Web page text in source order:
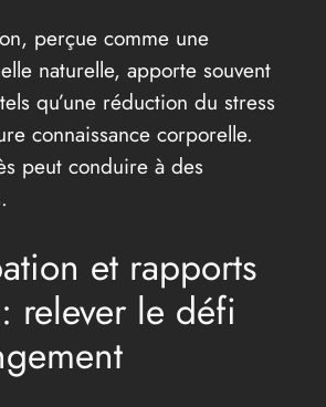
perçue comme une
naturelle, apporte souvent
qu’une réduction du stress
connaissance corporelle.
peut conduire à des
et rapports
relever le défi